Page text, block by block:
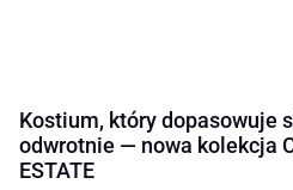
Kostium, który dopasowuje
odwrotnie — nowa kolekcja
ESTATE